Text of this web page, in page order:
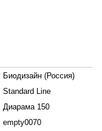
Биодизайн (Россия)
Standard Line
Диарама 150
empty0070